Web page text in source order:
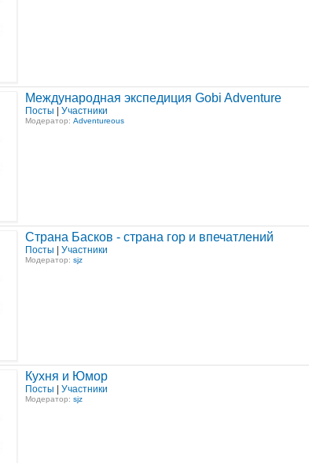
Международная экспедиция Gobi Adventure
Посты Участники
Модератор: Adventureous
Страна Басков - страна гор и впечатлений
Посты Участники
Модератор: sjz
Кухня и Юмор
Посты Участники
Модератор: sjz